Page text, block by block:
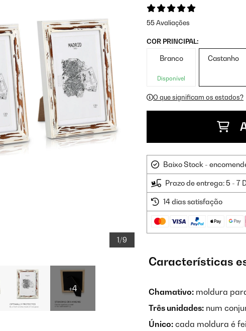
1/9
+4
55 Avaliações
COR PRINCIPAL:
Branco
Disponível
Castanho
O que significam os estados?
Baixo Stock -
Prazo de entrega: 5 - 7
14 dias satisfação
Características
Chamativo: moldura
Três unidades: num
Único: cada moldura é